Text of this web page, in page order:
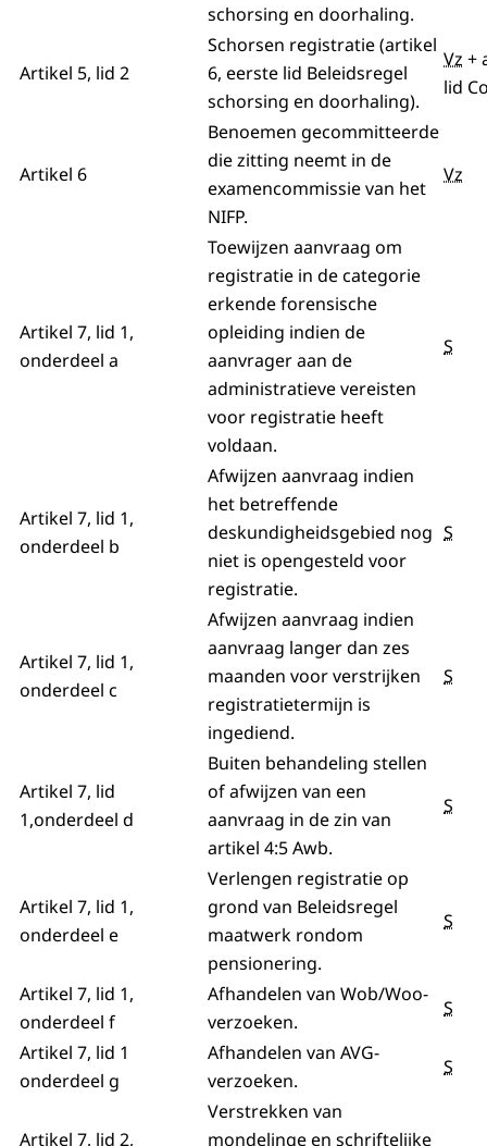
schorsing en doorhaling.
Artikel 5, lid 2
Schorsen registratie (artikel
6, eerste lid Beleidsregel
schorsing en doorhaling).
Vz +
lid
Artikel 6
Benoemen gecommitteerde
die zitting neemt in de
examencommissie van het
NIFP.
Vz
Artikel 7, lid 1,
onderdeel a
Toewijzen aanvraag om
registratie in de categorie
erkende forensische
opleiding indien de
aanvrager aan de
administratieve vereisten
voor registratie heeft
voldaan.
S
Artikel 7, lid 1,
onderdeel b
Afwijzen aanvraag indien
het betreffende
deskundigheidsgebied nog
niet is opengesteld voor
registratie.
S
Artikel 7, lid 1,
onderdeel c
Afwijzen aanvraag indien
aanvraag langer dan zes
maanden voor verstrijken
registratietermijn is
ingediend.
S
Artikel 7, lid
1,onderdeel d
Buiten behandeling stellen
of afwijzen van een
aanvraag in de zin van
artikel 4:5 Awb.
S
Artikel 7, lid 1,
onderdeel e
Verlengen registratie op
grond van Beleidsregel
maatwerk rondom
pensionering.
S
Artikel 7, lid 1,
onderdeel f
Afhandelen van Wob/Woo-
verzoeken.
S
Artikel 7, lid 1
onderdeel g
Afhandelen van AVG-
verzoeken.
S
Artikel 7, lid 2,
Verstrekken van
mondelinge en schriftelijke